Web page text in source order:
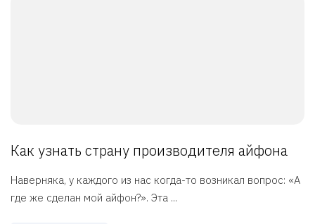
Как узнать страну производителя айфона
Наверняка, у каждого из нас когда-то возникал вопрос: «А
где же сделан мой айфон?». Эта ...